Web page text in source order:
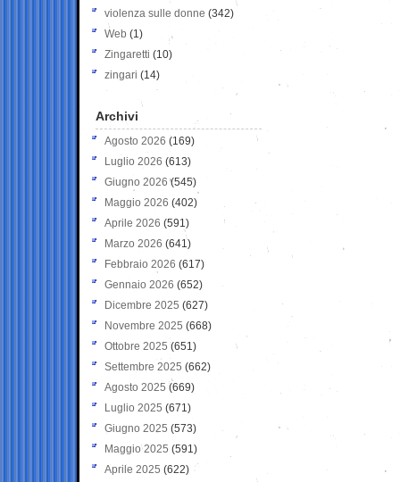
violenza sulle donne (342)
Web (1)
Zingaretti (10)
zingari (14)
Archivi
Agosto 2026 (169)
Luglio 2026 (613)
Giugno 2026 (545)
Maggio 2026 (402)
Aprile 2026 (591)
Marzo 2026 (641)
Febbraio 2026 (617)
Gennaio 2026 (652)
Dicembre 2025 (627)
Novembre 2025 (668)
Ottobre 2025 (651)
Settembre 2025 (662)
Agosto 2025 (669)
Luglio 2025 (671)
Giugno 2025 (573)
Maggio 2025 (591)
Aprile 2025 (622)